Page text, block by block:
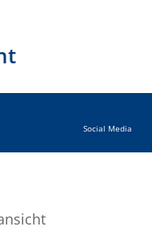
Social Media